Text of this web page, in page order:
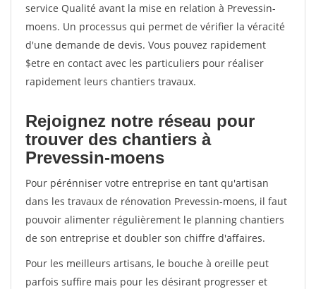
service Qualité avant la mise en relation à Prevessin-
moens. Un processus qui permet de vérifier la véracité
d'une demande de devis. Vous pouvez rapidement
$etre en contact avec les particuliers pour réaliser
rapidement leurs chantiers travaux.
Rejoignez notre réseau pour
trouver des chantiers à
Prevessin-moens
Pour pérénniser votre entreprise en tant qu'artisan
dans les travaux de rénovation Prevessin-moens, il faut
pouvoir alimenter régulièrement le planning chantiers
de son entreprise et doubler son chiffre d'affaires.
Pour les meilleurs artisans, le bouche à oreille peut
parfois suffire mais pour les désirant progresser et